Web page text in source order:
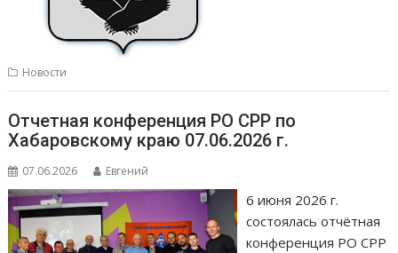
Новости
Отчетная конференция РО СРР по
Хабаровскому краю 07.06.2026 г.
07.06.2026 Евгений
6 июня 2026 г.
состоялась отчётная
конференция РО СРР